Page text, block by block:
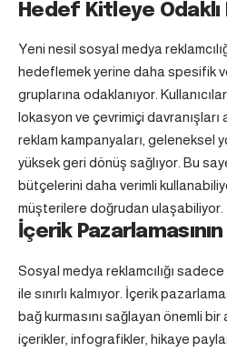
Hedef Kitleye Odaklı
Yeni nesil sosyal medya
hedeflemek yerine daha spesifik
gruplarına odaklanıyor.
lokasyon ve çevrimiçi
reklam kampanyaları, geleneksel
yüksek geri dönüş sağlıyor. Bu
bütçelerini daha verimli
müşterilere doğrudan ulaşabiliyor.
İçerik
Sosyal medya reklamcılığı
ile sınırlı kalmıyor. İçerik
bağ kurmasını sağlayan önemli
içerikler, infografikler, hikaye